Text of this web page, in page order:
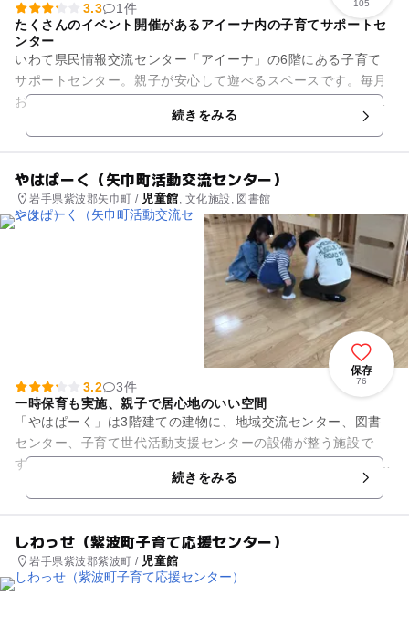
105
3.3
1件
たくさんのイベント開催があるアイーナ内の子育てサポートセ
ンター
いわて県民情報交流センター「アイーナ」の6階にある子育て
サポートセンター。親子が安心して遊べるスペースです。毎月
お誕生日会などを実施しています。盛岡駅から徒歩圏内にあ
り、気軽に立ち寄ることができ...
続きをみる
やはぱーく（矢巾町活動交流センター）
岩手県紫波郡矢巾町 / 児童館, 文化施設, 図書館
保存
76
3.2
3件
一時保育も実施、親子で居心地のいい空間
「やはぱーく」は3階建ての建物に、地域交流センター、図書
センター、子育て世代活動支援センターの設備が整う施設で
す。子どもから大人まで幅広い年齢層で利用されています。 地
域交流センターは催事スペ...続きをみる
しわっせ（紫波町子育て応援センター）
岩手県紫波郡紫波町 / 児童館